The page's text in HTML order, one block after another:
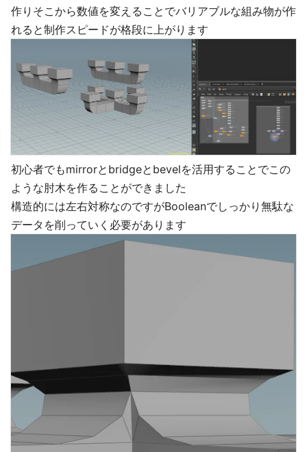
作りそこから数値を変えることでバリアブルな組み物が作
れると制作スピードが格段に上がります
初心者でもmirrorとbridgeとbevelを活用することでこの
ような肘木を作ることができました
構造的には左右対称なのですがBooleanでしっかり無駄な
データを削っていく必要があります